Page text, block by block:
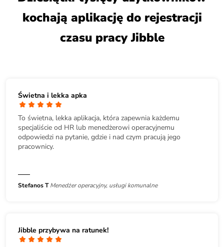
kochają aplikację do rejestracji
czasu pracy Jibble
Świetna i lekka apka
To świetna, lekka aplikacja, która zapewnia każdemu
specjaliście od HR lub menedżerowi operacyjnemu
odpowiedzi na pytanie, gdzie i nad czym pracują jego
pracownicy.
Stefanos T Menedżer operacyjny, usługi komunalne
Jibble przybywa na ratunek!